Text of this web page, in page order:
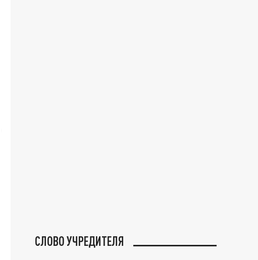
СЛОВО УЧРЕДИТЕЛЯ